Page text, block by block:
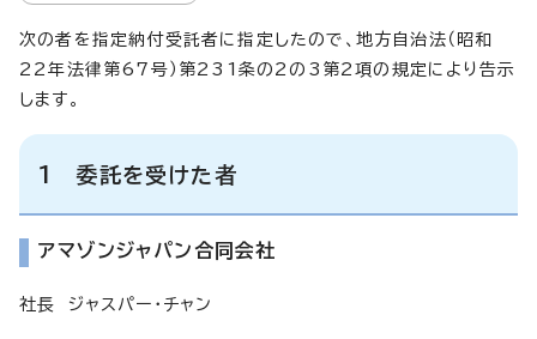
次の者を指定納付受託者に指定したので、地方自治法（昭和
22年法律第67号）第231条の2の3第2項の規定により告示
します。
1 委託を受けた者
アマゾンジャパン合同会社
社長 ジャスパー・チャン